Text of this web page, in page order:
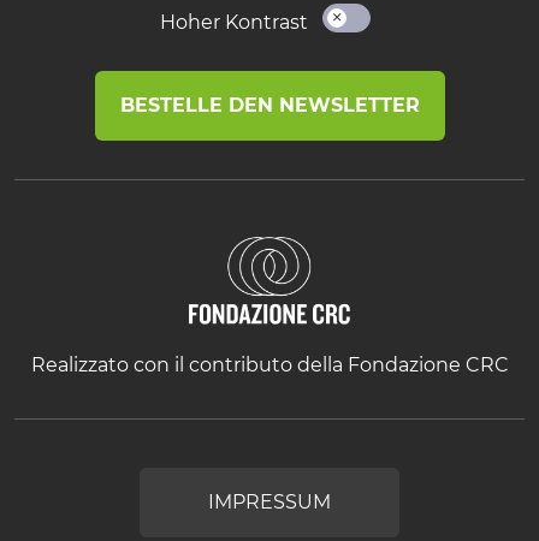
Hoher Kontrast
BESTELLE DEN NEWSLETTER
Realizzato con il contributo della Fondazione CRC
IMPRESSUM